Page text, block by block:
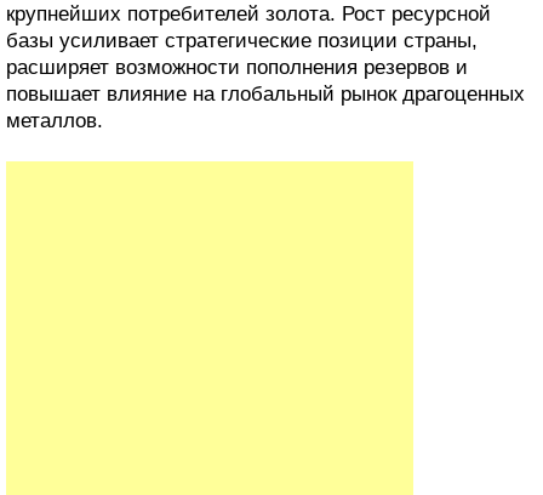
крупнейших потребителей золота. Рост ресурсной
базы усиливает стратегические позиции страны,
расширяет возможности пополнения резервов и
повышает влияние на глобальный рынок драгоценных
металлов.